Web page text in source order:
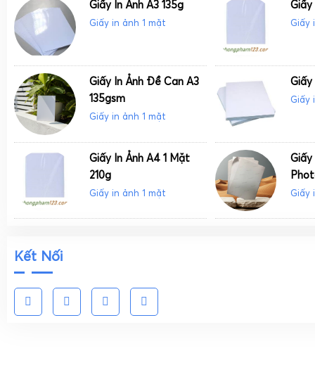
Giấy In Ảnh A3 135g
Giấy in ảnh 1 mặt
Giấy
Giấy
Giấy In Ảnh Đề Can A3
135gsm
Giấy in ảnh 1 mặt
Giấy
Giấy
Giấy In Ảnh A4 1 Mặt
210g
Giấy in ảnh 1 mặt
Giấy
Giấy
Kết Nối